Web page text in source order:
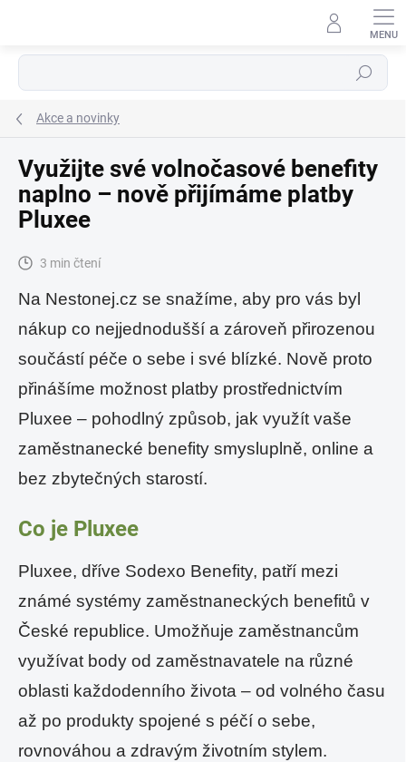
Hledat
Akce a novinky
Využijte své volnočasové benefity
naplno – nově přijímáme platby
Pluxee
3 min čtení
Na Nestonej.cz se snažíme, aby pro vás byl
nákup co nejjednodušší a zároveň přirozenou
součástí péče o sebe i své blízké. Nově proto
přinášíme možnost platby prostřednictvím
Pluxee – pohodlný způsob, jak využít vaše
zaměstnanecké benefity smysluplně, online a
bez zbytečných starostí.
Co je Pluxee
Pluxee, dříve Sodexo Benefity, patří mezi
známé systémy zaměstnaneckých benefitů v
České republice. Umožňuje zaměstnancům
využívat body od zaměstnavatele na různé
oblasti každodenního života – od volného času
až po produkty spojené s péčí o sebe,
rovnováhou a zdravým životním stylem.